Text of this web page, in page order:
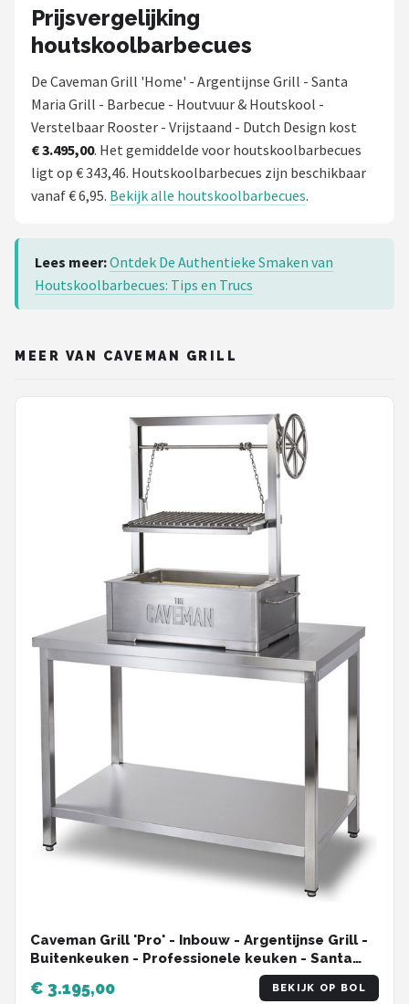
Prijsvergelijking
houtskoolbarbecues
De Caveman Grill 'Home' - Argentijnse Grill - Santa
Maria Grill - Barbecue - Houtvuur & Houtskool -
Verstelbaar Rooster - Vrijstaand - Dutch Design kost
€ 3.495,00. Het gemiddelde voor houtskoolbarbecues
ligt op € 343,46. Houtskoolbarbecues zijn beschikbaar
vanaf € 6,95. Bekijk alle houtskoolbarbecues.
Lees meer:Ontdek De Authentieke Smaken van
Houtskoolbarbecues: Tips en Trucs
MEER VAN CAVEMAN GRILL
Caveman Grill 'Pro' - Inbouw - Argentijnse Grill -
Buitenkeuken - Professionele keuken - Santa
Maria Grill - Houtvuur & Houtskool
€ 3.195,00 BEKIJK OP BOL